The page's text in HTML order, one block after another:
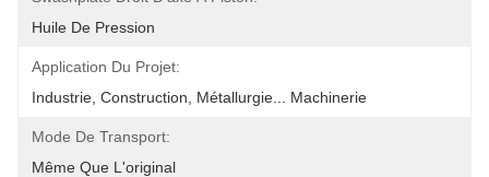
Huile De Pression
Application Du Projet:
Industrie, Construction, Métallurgie... Machinerie
Mode De Transport:
Même Que L'original